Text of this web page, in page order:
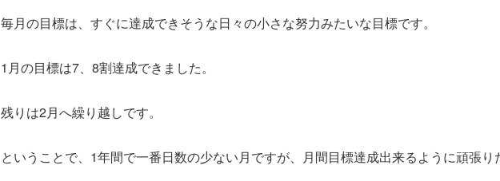
毎月の目標は、すぐに達成できそうな日々の小さな努力みたいな目標です。
1月の目標は7、8割達成できました。
残りは2月へ繰り越しです。
ということで、1年間で一番日数の少ない月ですが、月間目標達成出来るように頑張り